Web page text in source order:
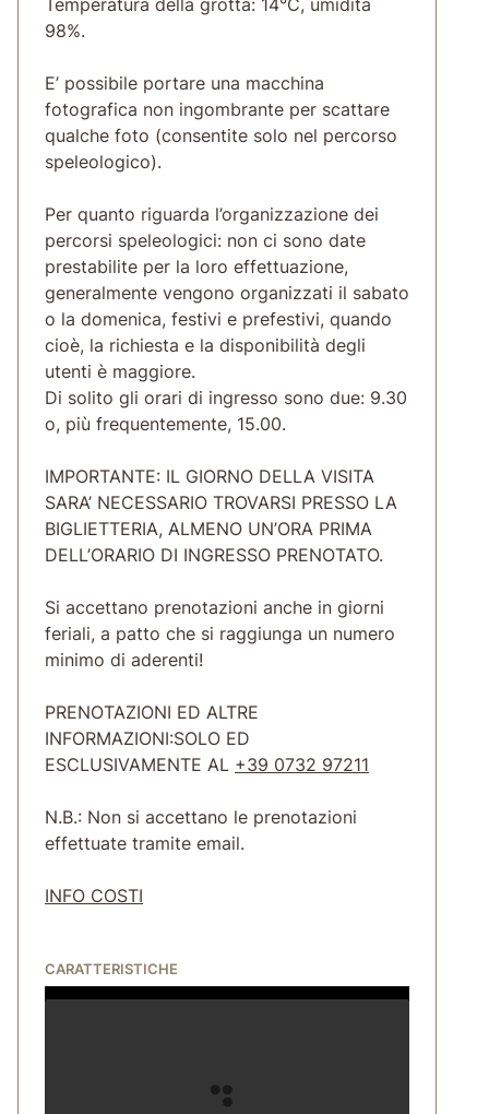
98%.
E’ possibile portare una macchina
fotografica non ingombrante per scattare
qualche foto (consentite solo nel percorso
speleologico).
Per quanto riguarda l’organizzazione dei
percorsi speleologici: non ci sono date
prestabilite per la loro effettuazione,
generalmente vengono organizzati il sabato
o la domenica, festivi e prefestivi, quando
cioè, la richiesta e la disponibilità degli
utenti è maggiore.
Di solito gli orari di ingresso sono due: 9.30
o, più frequentemente, 15.00.
IMPORTANTE: IL GIORNO DELLA VISITA
SARA’ NECESSARIO TROVARSI PRESSO LA
BIGLIETTERIA, ALMENO UN’ORA PRIMA
DELL’ORARIO DI INGRESSO PRENOTATO.
Si accettano prenotazioni anche in giorni
feriali, a patto che si raggiunga un numero
minimo di aderenti!
PRENOTAZIONI ED ALTRE
INFORMAZIONI:SOLO ED
ESCLUSIVAMENTE AL +39 0732 97211
N.B.: Non si accettano le prenotazioni
effettuate tramite email.
INFO COSTI
CARATTERISTICHE